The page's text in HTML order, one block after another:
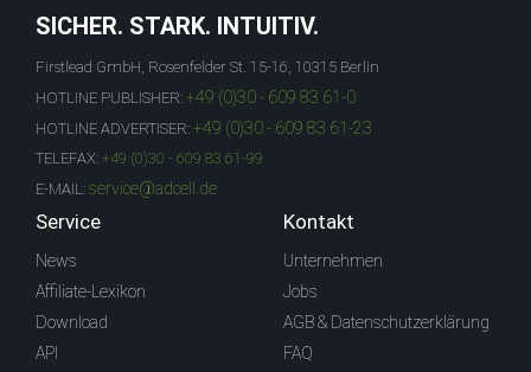
SICHER. STARK. INTUITIV.
Firstlead GmbH, Rosenfelder St. 15-16, 10315 Berlin
HOTLINE PUBLISHER: +49 (0)30 - 609 83 61-0
HOTLINE ADVERTISER: +49 (0)30 - 609 83 61-23
TELEFAX: +49 (0)30 - 609 83 61-99
E-MAIL: service@adcell.de
Service
News
Affiliate-Lexikon
Download
API
Kontakt
Unternehmen
Jobs
AGB & Datenschutzerklärung
FAQ